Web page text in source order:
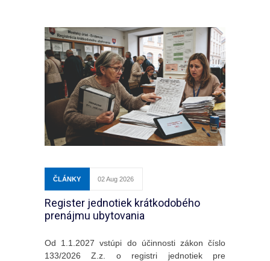
ČLÁNKY 02 Aug 2026
Register jednotiek krátkodobého
prenájmu ubytovania
Od 1.1.2027 vstúpi do účinnosti zákon číslo
133/2026 Z.z. o registri jednotiek pre